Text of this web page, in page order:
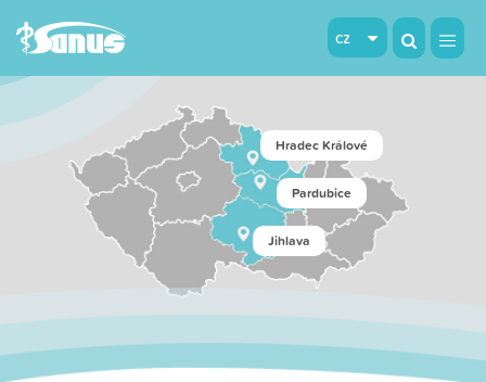
cz
Hradec Králové
Pardubice
Jihlava